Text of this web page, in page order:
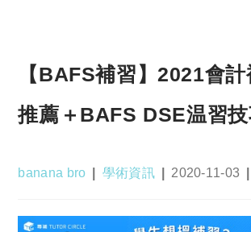
【BAFS補習】2021會
推薦＋BAFS DSE温習
Post
banana bro
Post
學術資訊
Post
2020-11-03